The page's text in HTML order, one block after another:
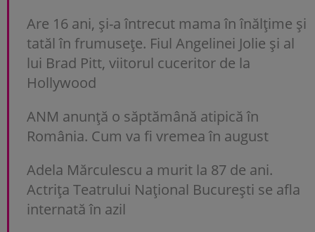
Are 16 ani, și-a întrecut mama în înălțime și
tatăl în frumusețe. Fiul Angelinei Jolie și al
lui Brad Pitt, viitorul cuceritor de la
Hollywood
ANM anunță o săptămână atipică în
România. Cum va fi vremea în august
Adela Mărculescu a murit la 87 de ani.
Actrița Teatrului Național București se afla
internată în azil